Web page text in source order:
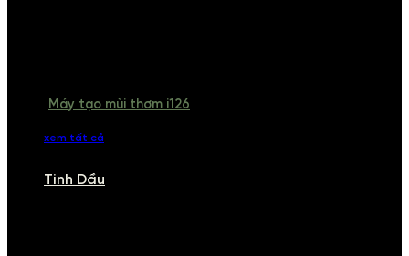
Máy tạo mùi thơm i126
xem tất cả
Tinh Dầu